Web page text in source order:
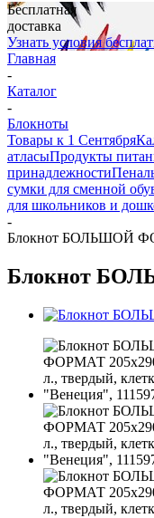
Бесплатная
доставка
Узнать условия
Главная
-
Каталог
-
Блокноты
Товары к 1 Сентября
атласыПродукты
принадлежности
сумки для сменной
для школьников и
-
Блокнот БОЛЬШОЙ
Блокнот